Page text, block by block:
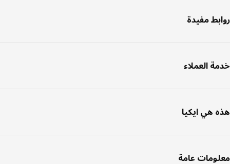
مفيدة
العملاء
هي ايكيا
عامة